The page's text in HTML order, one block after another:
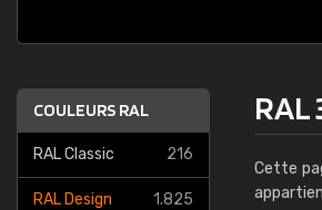
COULEURS RAL
RAL Classic 216
RAL Design 1.825
RAL
Cette